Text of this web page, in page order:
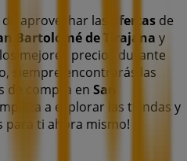
aprovechar las
ofertas de
Bartolomé de Tirajana y
mejores precios durante
siempre encontrarás las
de compra en San
a explorar las tiendas y
para ti ahora mismo!